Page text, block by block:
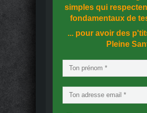
simples qui
fondamentaux de
... pour avoir des
Pleine